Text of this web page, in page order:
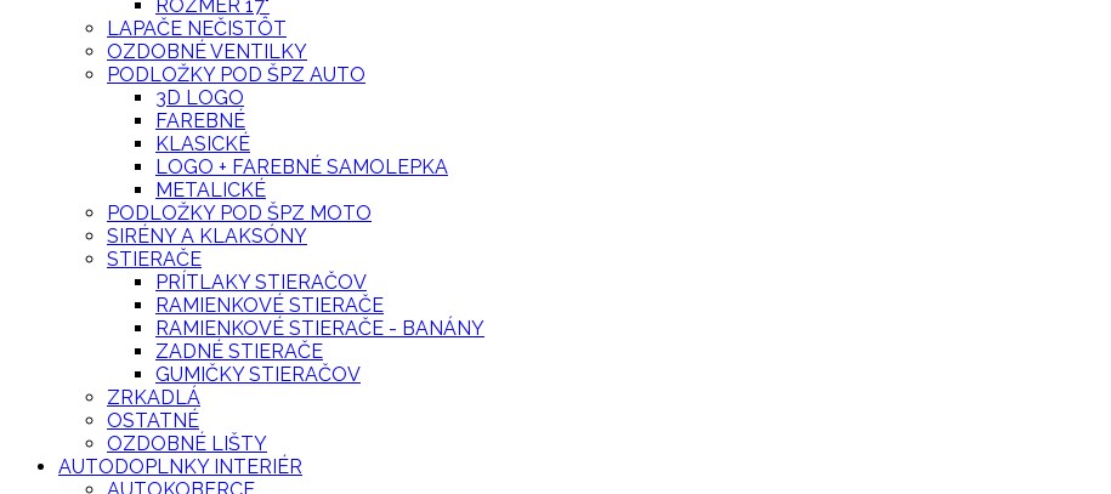
ROZMER 17"
LAPAČE NEČISTÔT
OZDOBNÉ VENTILKY
PODLOŽKY POD ŠPZ AUTO
3D LOGO
FAREBNÉ
KLASICKÉ
LOGO + FAREBNÉ SAMOLEPKA
METALICKÉ
PODLOŽKY POD ŠPZ MOTO
SIRÉNY A KLAKSÓNY
STIERAČE
PRÍTLAKY STIERAČOV
RAMIENKOVÉ STIERAČE
RAMIENKOVÉ STIERAČE - BANÁNY
ZADNÉ STIERAČE
GUMIČKY STIERAČOV
ZRKADLÁ
OSTATNÉ
OZDOBNÉ LIŠTY
AUTODOPLNKY INTERIÉR